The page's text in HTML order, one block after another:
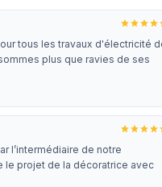
tous les travaux d'électricité
plus que ravies de ses
l’intermédiaire de notre
le projet de la décoratrice avec